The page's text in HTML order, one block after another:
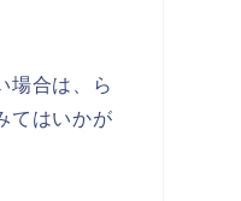
場合は、ら
てはいかが